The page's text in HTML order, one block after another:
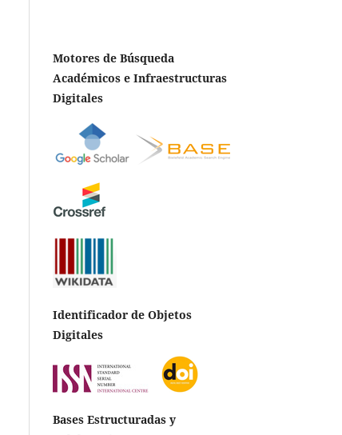
Motores de Búsqueda
Académicos e Infraestructuras
Digitales
Identificador de Objetos
Digitales
Bases Estructuradas y